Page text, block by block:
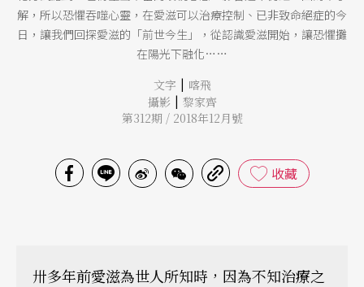
解，所以恐懼吞噬心靈，在愛滋可以治療控制、已非致命絕症的今
日，讓我們回探愛滋的「前世今生」，從認識愛滋開始，讓恐懼攤
在陽光下融化……
文字 | 喀飛
攝影 | 黎家齊
第312期 / 2018年12月號
收藏
卅多年前愛滋為世人所知時，因為不知治療之